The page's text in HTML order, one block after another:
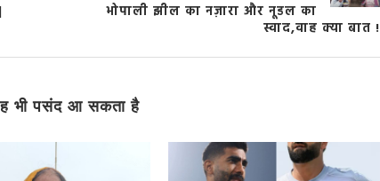
भोपाली झील का नज़ारा और नूडल का
स्वाद,वाह क्या बात !
भी पसंद आ सकता है